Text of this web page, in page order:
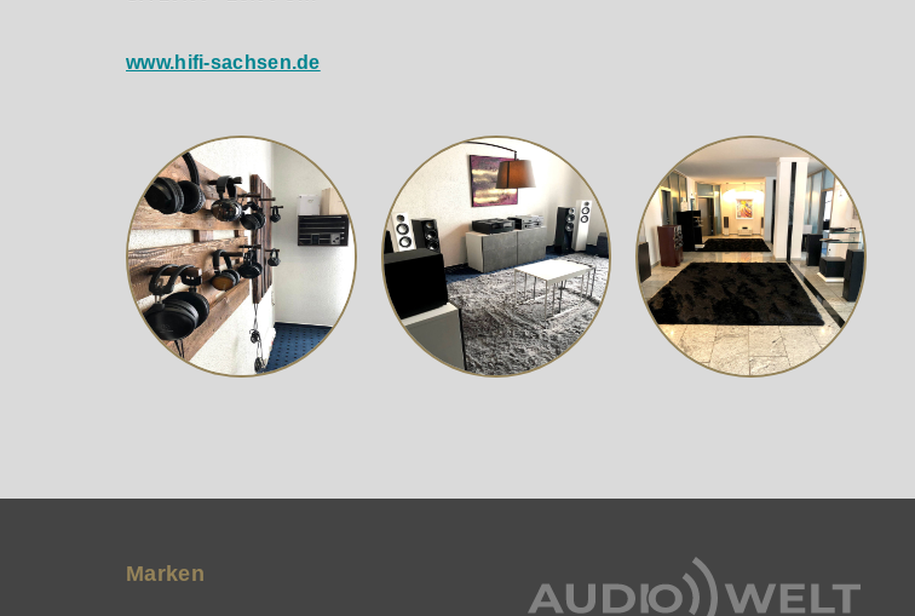
www.hifi-sachsen.de
Marken